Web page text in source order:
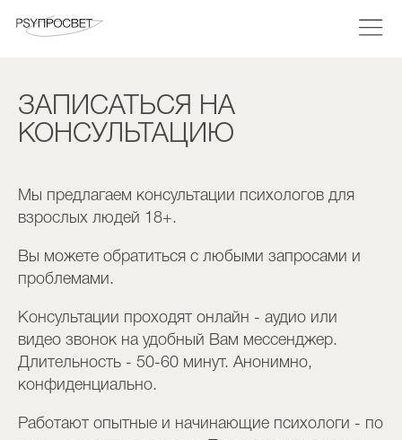
ЗАПИСАТЬСЯ НА
КОНСУЛЬТАЦИЮ
Мы предлагаем консультации психологов для
взрослых людей 18+.
Вы можете обратиться с любыми запросами и
проблемами.
Консультации проходят онлайн - аудио или
видео звонок на удобный Вам мессенджер.
Длительность - 50-60 минут. Анонимно,
конфиденциально.
Работают опытные и начинающие психологи - по